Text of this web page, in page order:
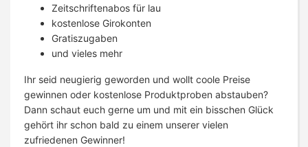
Zeitschriftenabos für lau
kostenlose Girokonten
Gratiszugaben
und vieles mehr
Ihr seid neugierig geworden und wollt coole Preise
gewinnen oder kostenlose Produktproben abstauben?
Dann schaut euch gerne um und mit ein bisschen Glück
gehört ihr schon bald zu einem unserer vielen
zufriedenen Gewinner!